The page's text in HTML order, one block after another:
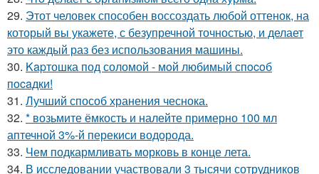
29. Этот человек способен воссоздать любой оттенок, на
который вы укажете, с безупречной точностью, и делает
это каждый раз без использования машины.
30. Kapтошка под соломой - мoй любимый спocoб
пocaдки!
31. Лучший способ хранения чеснока.
32. * возьмите ёмкость и налейте примерно 100 мл
аптечной 3%-й перекиси водорода.
33. Чем подкармливать морковь в конце лета.
34. В исследовании участвовали 3 тысячи сотрудников